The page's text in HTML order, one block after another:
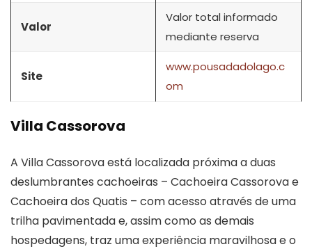
Valor
Valor total informado
mediante reserva
Site
www.pousadadolago.c
om
Villa Cassorova
A Villa Cassorova está localizada próxima a duas
deslumbrantes cachoeiras – Cachoeira Cassorova e
Cachoeira dos Quatis – com acesso através de uma
trilha pavimentada e, assim como as demais
hospedagens, traz uma experiência maravilhosa e o